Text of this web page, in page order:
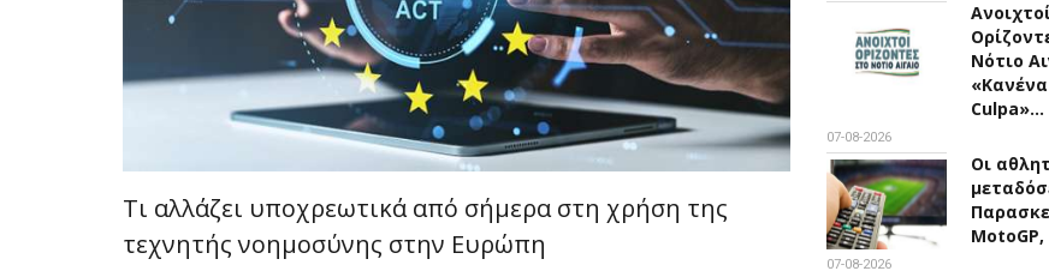
Τι αλλάζει υποχρεωτικά από σήμερα στη χρήση της
τεχνητής νοημοσύνης στην Ευρώπη
Νότιο
Culpa»…
07-08-2026
Οι
07-08-2026